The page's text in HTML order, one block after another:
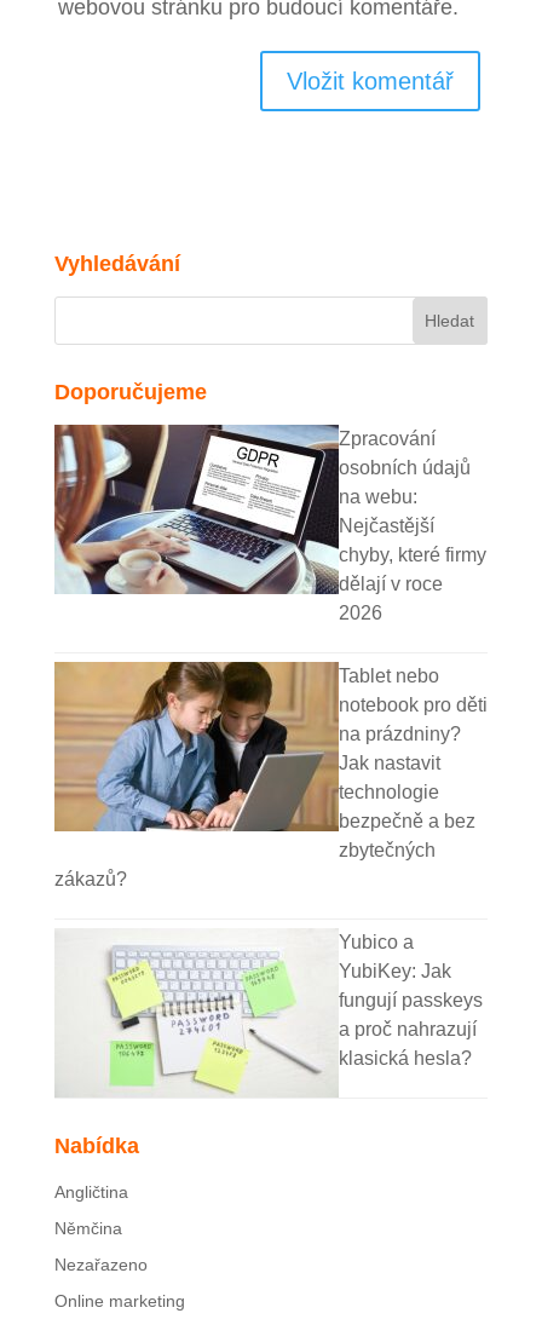
webovou stránku pro budoucí komentáře.
Vyhledávání
Doporučujeme
Zpracování
osobních údajů
na webu:
Nejčastější
chyby, které firmy
dělají v roce
2026
Tablet nebo
notebook pro děti
na prázdniny?
Jak nastavit
technologie
bezpečně a bez
zbytečných
zákazů?
Yubico a
YubiKey: Jak
fungují passkeys
a proč nahrazují
klasická hesla?
Nabídka
Angličtina
Němčina
Nezařazeno
Online marketing